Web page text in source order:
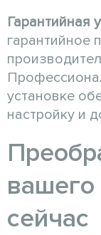
Гарантийная
гарантийное
установке
настройку и
вашего
сейчас